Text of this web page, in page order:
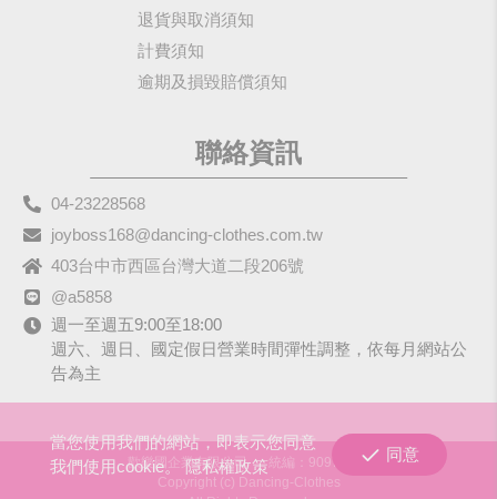
退貨與取消須知
計費須知
逾期及損毀賠償須知
聯絡資訊
04-23228568
joyboss168@dancing-clothes.com.tw
403台中市西區台灣大道二段206號
@a5858
週一至週五9:00至18:00
週六、週日、國定假日營業時間彈性調整，依每月網站公
告為主
歡樂國企業有限公司
統編：90979680
Copyright (c) Dancing-Clothes
當您使用我們的網站，即表示您同意
我們使用cookie。隱私權政策
同意